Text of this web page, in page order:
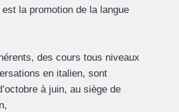
la promotion de la langue
des cours tous niveaux
en italien, sont
à juin, au siège de